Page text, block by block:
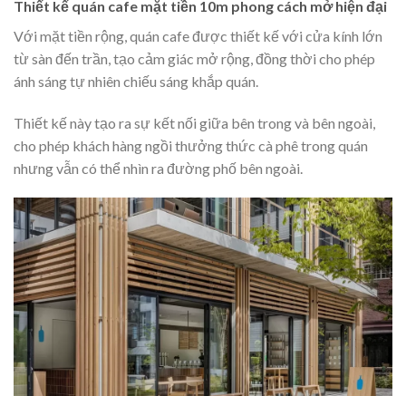
Thiết kế quán cafe mặt tiền 10m phong cách mở hiện đại
Với mặt tiền rộng, quán cafe được thiết kế với cửa kính lớn
từ sàn đến trần, tạo cảm giác mở rộng, đồng thời cho phép
ánh sáng tự nhiên chiếu sáng khắp quán.
Thiết kế này tạo ra sự kết nối giữa bên trong và bên ngoài,
cho phép khách hàng ngồi thưởng thức cà phê trong quán
nhưng vẫn có thể nhìn ra đường phố bên ngoài.